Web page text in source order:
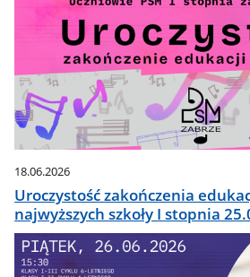
18.06.2026
Uroczystość zakończenia
najwyższych szkoły I stopnia